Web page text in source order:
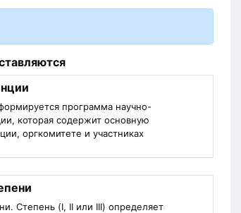
программа научно-
которая содержит основную
оргкомитете и участниках
Степень (I, II или III) определяет